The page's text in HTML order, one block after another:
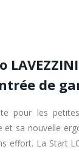
de
pour les
sa nouvelle
effort. La Start